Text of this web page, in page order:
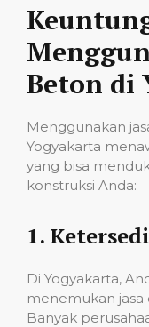
Beton di
Menggunakan
Yogyakarta
yang bisa
konstruksi Anda:
1.
Di Yogyakarta,
menemukan
Banyak